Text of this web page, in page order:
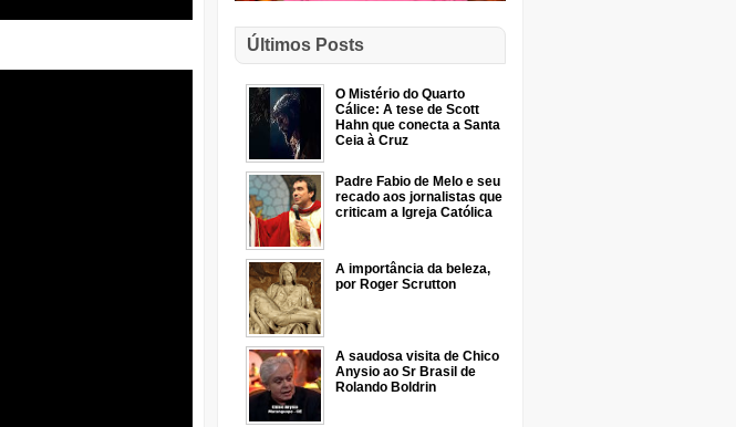
Últimos Posts
O Mistério do Quarto
Cálice: A tese de Scott
Hahn que conecta a Santa
Ceia à Cruz
Padre Fabio de Melo e seu
recado aos jornalistas que
criticam a Igreja Católica
A importância da beleza,
por Roger Scrutton
A saudosa visita de Chico
Anysio ao Sr Brasil de
Rolando Boldrin